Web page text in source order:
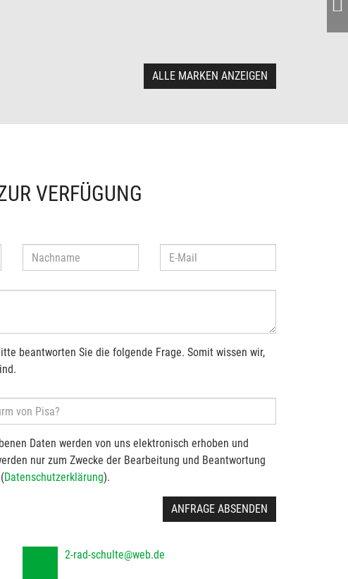
ALLE MARKEN ANZEIGEN
VERFÜGUNG
beantworten Sie die folgende Frage. Somit wissen wir,
Daten werden von uns elektronisch erhoben und
nur zum Zwecke der Bearbeitung und Beantwortung
Datenschutzerklärung).
ANFRAGE ABSENDEN
2-rad-schulte@web.de